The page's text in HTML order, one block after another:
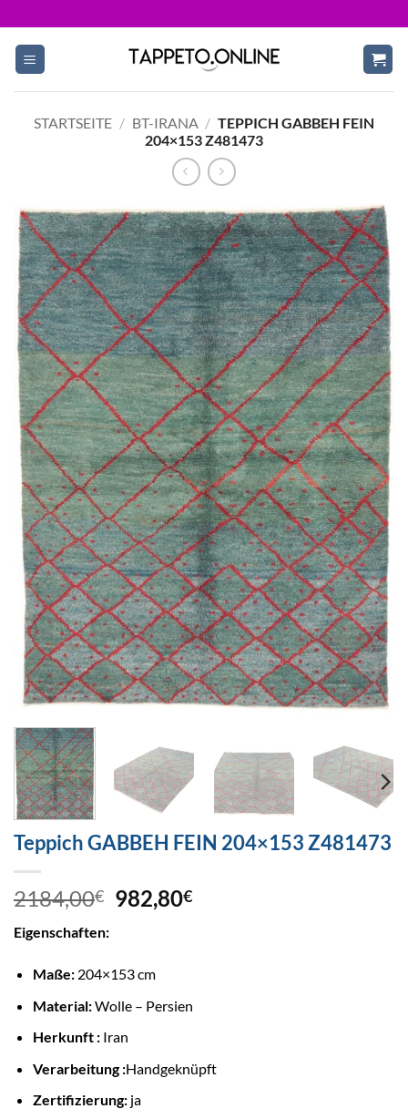
to
content
STARTSEITE / BT-IRANA / TEPPICH GABBEH FEIN
204×153 Z481473
Teppich GABBEH FEIN 204×153 Z481473
2184,00€ 982,80€
Eigenschaften:
Maße:204×153 cm
Material:Wolle – Persien
Herkunft :Iran
Verarbeitung :Handgeknüpft
Zertifizierung:ja